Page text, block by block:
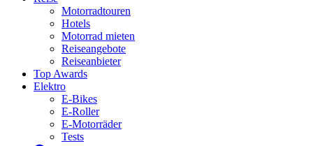
Motorradtouren
Hotels
Motorrad mieten
Reiseangebote
Reiseanbieter
Top Awards
Elektro
E-Bikes
E-Roller
E-Motorräder
Tests